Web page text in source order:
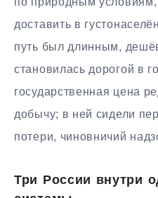
доставить в
путь был длинным,
становилась дорогой в
государственная цена
добычу; в ней сидели
потери, чиновничий
Три России внутри